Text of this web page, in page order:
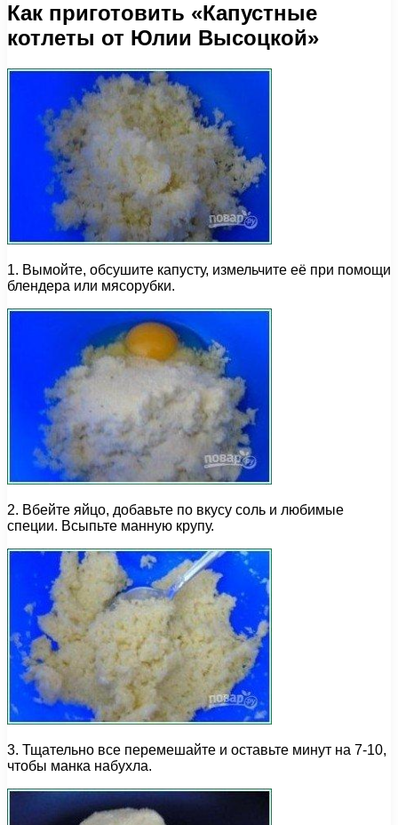
Как приготовить «Капустные
котлеты от Юлии Высоцкой»
1. Вымойте, обсушите капусту, измельчите её при помощи
блендера или мясорубки.
2. Вбейте яйцо, добавьте по вкусу соль и любимые
специи. Всыпьте манную крупу.
3. Тщательно все перемешайте и оставьте минут на 7-10,
чтобы манка набухла.